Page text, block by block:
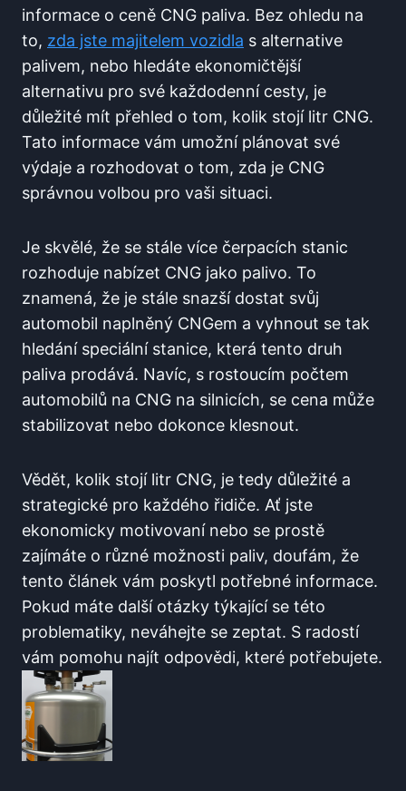
informace o ceně CNG paliva. Bez ohledu na
to, zda jste majitelem vozidla s alternative
palivem, nebo hledáte ekonomičtější
alternativu pro své každodenní cesty, je
důležité mít přehled o tom, kolik stojí litr CNG.
Tato informace vám umožní plánovat své
výdaje a rozhodovat o tom, zda je CNG
správnou volbou pro vaši situaci.
Je skvělé, že se stále více čerpacích stanic
rozhoduje nabízet CNG jako palivo. To
znamená, že je stále snazší dostat svůj
automobil naplněný CNGem a vyhnout se tak
hledání speciální stanice, která tento druh
paliva prodává. Navíc, s rostoucím počtem
automobilů na CNG na silnicích, se cena může
stabilizovat nebo dokonce klesnout.
Vědět, kolik stojí litr CNG, je tedy důležité a
strategické pro každého řidiče. Ať jste
ekonomicky motivovaní nebo se prostě
zajímáte o různé možnosti paliv, doufám, že
tento článek vám poskytl potřebné informace.
Pokud máte další otázky týkající se této
problematiky, neváhejte se zeptat. S radostí
vám pomohu najít odpovědi, které potřebujete.